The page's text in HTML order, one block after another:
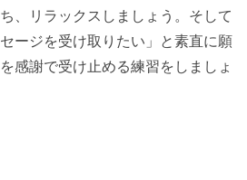
、リラックスしましょう。そして
ージを受け取りたい」と素直に願
感謝で受け止める練習をしましょ